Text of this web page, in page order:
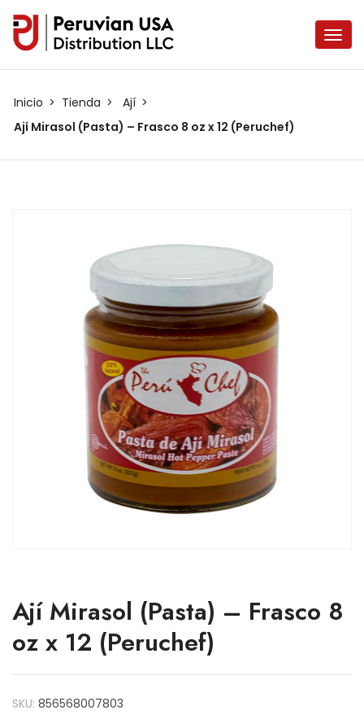
Inicio Tienda
Ají
Ají Mirasol (Pasta) – Frasco 8 oz x 12 (Peruchef)
Ají Mirasol (Pasta) – Frasco 8
oz x 12 (Peruchef)
SKU: 856568007803